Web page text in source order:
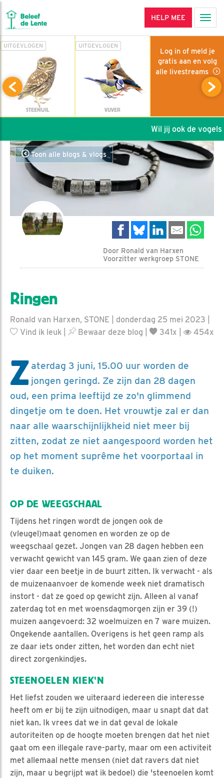
HELP MEE
UITGEVLOGEN
STEENUIL
UITGEVLOGEN
VIJVER
Log in of meld je
gratis aan en volg
alle livestreams
Wil jij ook de vogels
Toon alle blogs & vlogs
Door Ronald van Harxen
Voorzitter werkgroep STONE
Ringen
Ronald van Harxen, STONE | donderdag 25 mei 2023 |
Vind ik leuk
Bewaar deze blog 341x | 454x
Z aterdag 3 juni, 15.00 uur worden de
jongen geringd. Ze zijn dan 28 dagen
oud, een prima leeftijd ze zo'n glimmend
dingetje om te doen. Het vrouwtje zal er dan
naar alle waarschijnlijkheid niet meer bij
zitten, zodat ze niet aangespoord worden het
op het moment suprême het voorportaal in
te duiken.
OP DE WEEGSCHAAL
Tijdens het ringen wordt de jongen ook de
(vleugel)maat genomen en worden ze op de
weegschaal gezet. Jongen van 28 dagen hebben een
verwacht gewicht van 145 gram. We gaan zien of deze
vier daar een beetje in de buurt zitten. Ik verwacht - als
de muizenaanvoer de komende week niet dramatisch
instort - dat ze goed op gewicht zijn. Alleen al vanaf
zaterdag tot en met woensdagmorgen zijn er 39 (!)
muizen aangevoerd: 32 woelmuizen en 7 ware muizen.
Ongekende aantallen. Overigens is het geen ramp als
ze daar iets onder zitten, het worden dan echt niet
direct zorgenkindjes.
STEENOELEN KIEK'N
Het liefst zouden we uiteraard iedereen die interesse
heeft om er bij te zijn uitnodigen, maar u snapt dat dat
niet kan. Ik vrees dat we in dat geval de lokale
autoriteiten op de hoogte moeten brengen dat het niet
gaat om een illegale rave-party, maar om een activiteit
met allemaal nette mensen (niet dat ravers dat niet
zijn, maar u begrijpt wat ik bedoel) die 'steenoelen komt